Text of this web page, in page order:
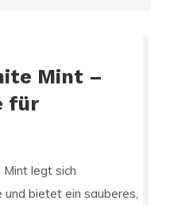
Mint –
für
legt sich
und bietet ein sauberes,